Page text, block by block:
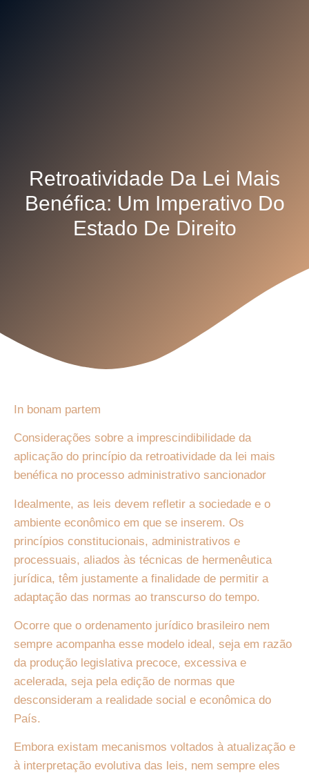
Retroatividade Da Lei Mais
Benéfica: Um Imperativo Do
Estado De Direito
In bonam partem
Considerações sobre a imprescindibilidade da
aplicação do princípio da retroatividade da lei mais
benéfica no processo administrativo sancionador
Idealmente, as leis devem refletir a sociedade e o
ambiente econômico em que se inserem. Os
princípios constitucionais, administrativos e
processuais, aliados às técnicas de hermenêutica
jurídica, têm justamente a finalidade de permitir a
adaptação das normas ao transcurso do tempo.
Ocorre que o ordenamento jurídico brasileiro nem
sempre acompanha esse modelo ideal, seja em razão
da produção legislativa precoce, excessiva e
acelerada, seja pela edição de normas que
desconsideram a realidade social e econômica do
País.
Embora existam mecanismos voltados à atualização e
à interpretação evolutiva das leis, nem sempre eles